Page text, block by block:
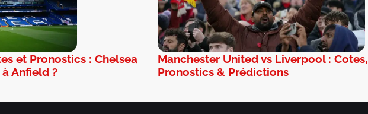
et Pronostics : Chelsea
Anfield ?
Manchester United vs Liverpool : Cotes,
Pronostics & Prédictions